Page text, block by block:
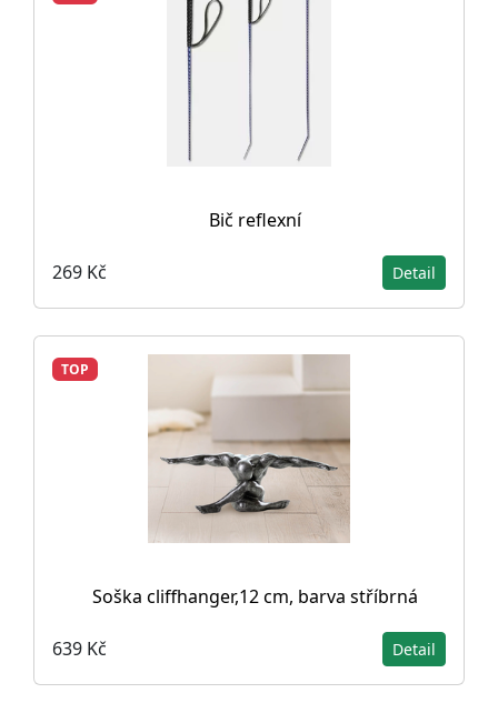
Bič reflexní
269 Kč Detail
TOP
Soška cliffhanger,12 cm, barva stříbrná
639 Kč Detail